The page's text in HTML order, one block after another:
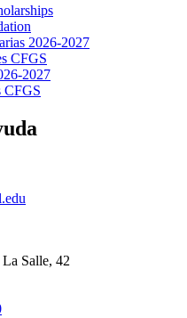
2026-2027
CFGS
2027
CFGS
La Salle, 42